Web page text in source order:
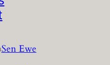
Sen Ewe